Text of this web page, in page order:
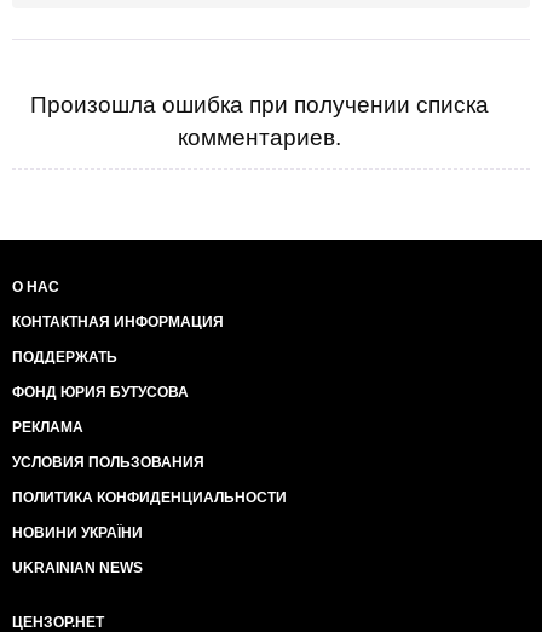
Произошла ошибка при получении списка
комментариев.
О НАС
КОНТАКТНАЯ ИНФОРМАЦИЯ
ПОДДЕРЖАТЬ
ФОНД ЮРИЯ БУТУСОВА
РЕКЛАМА
УСЛОВИЯ ПОЛЬЗОВАНИЯ
ПОЛИТИКА КОНФИДЕНЦИАЛЬНОСТИ
НОВИНИ УКРАЇНИ
UKRAINIAN NEWS
ЦЕНЗОР.НЕТ